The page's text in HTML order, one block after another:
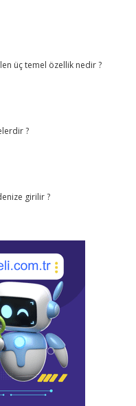
üç temel özellik nedir ?
?
girilir ?